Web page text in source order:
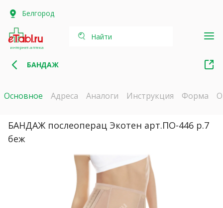
Белгород
интернет-аптека
Найти
БАНДАЖ
Основное Адреса Аналоги Инструкция Форма
БАНДАЖ послеоперац Экотен арт.ПО-446 р.7
беж